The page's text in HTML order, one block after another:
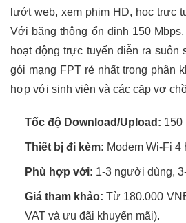
lướt web, xem phim HD, học trực
Với băng thông ổn định 150
hoạt động trực tuyến diễn ra suôn
gói mạng FPT rẻ nhất trong phân
hợp với sinh viên và các cặp vợ
Tốc độ Download/Upload: 150
Thiết bị đi kèm: Modem Wi-Fi 4
Phù hợp với: 1-3 người dùng,
Giá tham khảo: Từ 180.000
VAT và ưu đãi khuyến mãi).